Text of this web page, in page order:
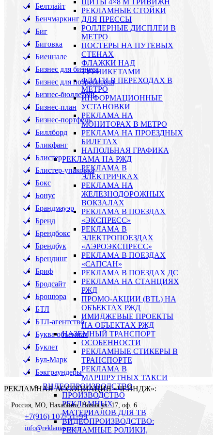
ЩИТЫ 4×8 М ТРИВИЖН
РЕКЛАМНЫЕ СТОЙКИ
ДЛЯ ПРЕССЫ
РОЛЛЕРНЫЕ ДИСПЛЕИ В
МЕТРО
ПОСТЕРЫ НА ПУТЕВЫХ
СТЕНАХ
ФЛАЖКИ НАД
ТУРНИКЕТАМИ
ФЛАГИ В ПЕРЕХОДАХ В
МЕТРО
ИНФОРМАЦИОННЫЕ
УСТАНОВКИ
РЕКЛАМА НА
МОНИТОРАХ В МЕТРО
РЕКЛАМА НА ПРОЕЗДНЫХ
БИЛЕТАХ
НАПОЛЬНАЯ ГРАФИКА
РЕКЛАМА НА РЖД
РЕКЛАМА В
ЭЛЕКТРИЧКАХ
РЕКЛАМА НА
ЖЕЛЕЗНОДОРОЖНЫХ
ВОКЗАЛАХ
РЕКЛАМА В ПОЕЗДАХ
«ЭКСПРЕСС»
РЕКЛАМА В
ЭЛЕКТРОПОЕЗДАХ
«АЭРОЭКСПРЕСС»
РЕКЛАМА В ПОЕЗДАХ
«САПСАН»
РЕКЛАМА В ПОЕЗДАХ ДС
РЕКЛАМА НА СТАНЦИЯХ
РЖД
ПРОМО-АКЦИИ (BTL) НА
ОБЪЕКТАХ РЖД
ИМИДЖЕВЫЕ ПРОЕКТЫ
НА ОБЪЕКТАХ РЖД
НАЗЕМНЫЙ ТРАНСПОРТ
ОСОБЕННОСТИ
РЕКЛАМНЫЕ СТИКЕРЫ В
ТРАНСПОРТЕ
РЕКЛАМА В
МАРШРУТНЫХ ТАКСИ
ВИДЕОПРОИЗВОДСТВО
ПРОИЗВОДСТВО
РЕКЛАМНЫХ
МАТЕРИАЛОВ ДЛЯ ТВ
ВИДЕОПРОИЗВОДСТВО:
РЕКЛАМНЫЕ РОЛИКИ,
Белтлайт
Бенчмаркинг
Биг
Биговка
Биеннале
Бизнес для бизнеса
Бизнес для потребителя
Бизнес-бюллетень
Бизнес-план
Бизнес-портфель
Биллборд
Бликфанг
Блистер
Блистер-упаковка
Бокс
Бонус
Брандмауэр
Бренд
Брендбокс
Брендбук
Брендинг
Бриф
Бродсайт
Брошюра
БТЛ
БТЛ-агентство
Буква объемная
Буклет
Бул-Марк
Бэкграундеры
РЕКЛАМНАЯ АССОЦИАЦИЯ «ЧЕЙНДЖ»:
Россия, МО, Нахабино,Новая ул. 17, оф. 6
+7(916) 107-51-99
info@reklama-no.ru